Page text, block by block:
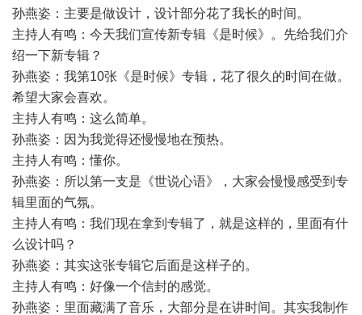
孙燕姿：主要是做设计，设计部分花了我长的时间。
主持人有鸣：今天我们宣传新专辑《是时候》。先给我们介
绍一下新专辑？
孙燕姿：我第10张《是时候》专辑，花了很久的时间在做。
希望大家会喜欢。
主持人有鸣：这么简单。
孙燕姿：因为我觉得还慢慢地在预热。
主持人有鸣：懂你。
孙燕姿：所以第一支是《世说心语》，大家会慢慢感受到专
辑里面的气氛。
主持人有鸣：我们现在拿到专辑了，就是这样的，里面有什
么设计吗？
孙燕姿：其实这张专辑它后面是这样子的。
主持人有鸣：好像一个信封的感觉。
孙燕姿：里面藏满了音乐，大部分是在讲时间。其实我制作